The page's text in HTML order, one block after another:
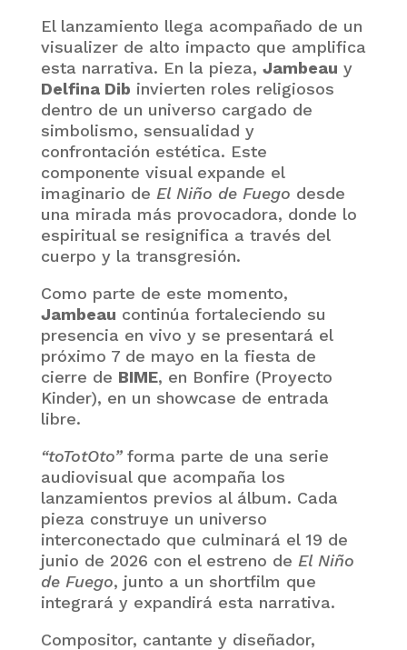
El lanzamiento llega acompañado de un
visualizer de alto impacto que amplifica
esta narrativa. En la pieza, Jambeau y
Delfina Dib invierten roles religiosos
dentro de un universo cargado de
simbolismo, sensualidad y
confrontación estética. Este
componente visual expande el
imaginario de El Niño de Fuego desde
una mirada más provocadora, donde lo
espiritual se resignifica a través del
cuerpo y la transgresión.
Como parte de este momento,
Jambeau continúa fortaleciendo su
presencia en vivo y se presentará el
próximo 7 de mayo en la fiesta de
cierre de BIME, en Bonfire (Proyecto
Kinder), en un showcase de entrada
libre.
“toTotOto”forma parte de una serie
audiovisual que acompaña los
lanzamientos previos al álbum. Cada
pieza construye un universo
interconectado que culminará el 19 de
junio de 2026 con el estreno de El Niño
de Fuego, junto a un shortfilm que
integrará y expandirá esta narrativa.
Compositor, cantante y diseñador,